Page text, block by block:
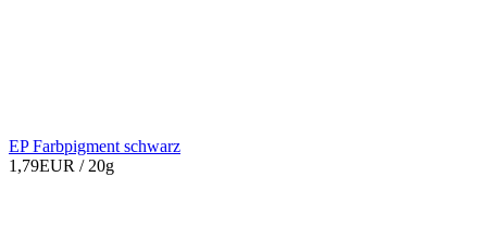
EP Farbpigment schwarz
1,79EUR / 20g